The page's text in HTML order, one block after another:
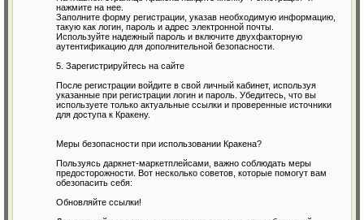
нажмите на нее.
Заполните форму регистрации, указав необходимую информацию,
такую как логин, пароль и адрес электронной почты.
Используйте надежный пароль и включите двухфакторную
аутентификацию для дополнительной безопасности.
5. Зарегистрируйтесь на сайте
После регистрации войдите в свой личный кабинет, используя
указанные при регистрации логин и пароль. Убедитесь, что вы
используете только актуальные ссылки и проверенные источники
для доступа к Кракену.
Меры безопасности при использовании Кракена?
Пользуясь даркнет-маркетплейсами, важно соблюдать меры
предосторожности. Вот несколько советов, которые помогут вам
обезопасить себя:
Обновляйте ссылки!